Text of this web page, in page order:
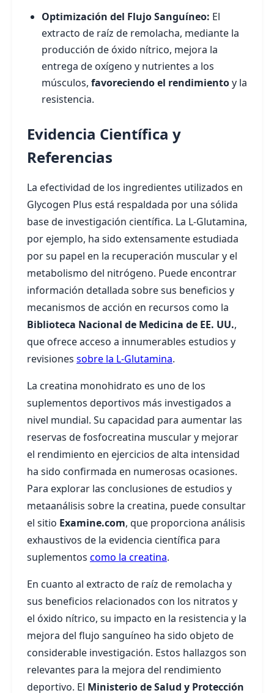
Optimización del Flujo Sanguíneo: El
extracto de raíz de remolacha, mediante la
producción de óxido nítrico, mejora la
entrega de oxígeno y nutrientes a los
músculos, favoreciendo el rendimientoy la
resistencia.
Evidencia Científica y
Referencias
La efectividad de los ingredientes utilizados en
Glycogen Plus está respaldada por una sólida
base de investigación científica. La L-Glutamina,
por ejemplo, ha sido extensamente estudiada
por su papel en la recuperación muscular y el
metabolismo del nitrógeno. Puede encontrar
información detallada sobre sus beneficios y
mecanismos de acción en recursos como la
Biblioteca Nacional de Medicina de EE. UU.,
que ofrece acceso a innumerables estudios y
revisiones sobre la L-Glutamina.
La creatina monohidrato es uno de los
suplementos deportivos más investigados a
nivel mundial. Su capacidad para aumentar las
reservas de fosfocreatina muscular y mejorar
el rendimiento en ejercicios de alta intensidad
ha sido confirmada en numerosas ocasiones.
Para explorar las conclusiones de estudios y
metaanálisis sobre la creatina, puede consultar
el sitio Examine.com, que proporciona análisis
exhaustivos de la evidencia científica para
suplementos como la creatina.
En cuanto al extracto de raíz de remolacha y
sus beneficios relacionados con los nitratos y
el óxido nítrico, su impacto en la resistencia y la
mejora del flujo sanguíneo ha sido objeto de
considerable investigación. Estos hallazgos son
relevantes para la mejora del rendimiento
deportivo. El Ministerio de Salud y Protección